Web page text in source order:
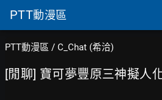
PTT動漫區
PTT動漫區 / C_Chat (希洽)
[閒聊] 寶可夢豐原三神擬人